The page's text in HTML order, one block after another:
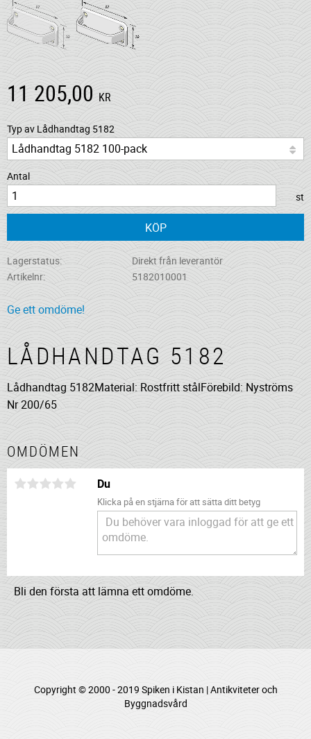
11 205,00 KR
Typ av Lådhandtag 5182
Antal
st
KÖP
Lagerstatus
Direkt från leverantör
Artikelnr
5182010001
Ge ett omdöme!
LÅDHANDTAG 5182
Lådhandtag 5182Material: Rostfritt stålFörebild: Nyströms
Nr 200/65
OMDÖMEN
Du
Klicka på en stjärna för att sätta ditt betyg
Bli den första att lämna ett omdöme.
Copyright © 2000 - 2019 Spiken i Kistan | Antikviteter och
Byggnadsvård